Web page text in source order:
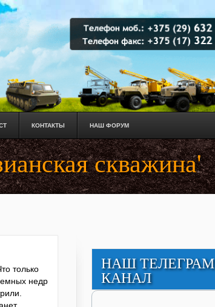
КОНТАКТЫ НАШ ФОРУМ
скважина'
только
недр
НАШ ТЕЛЕГРАМ
КАНАЛ